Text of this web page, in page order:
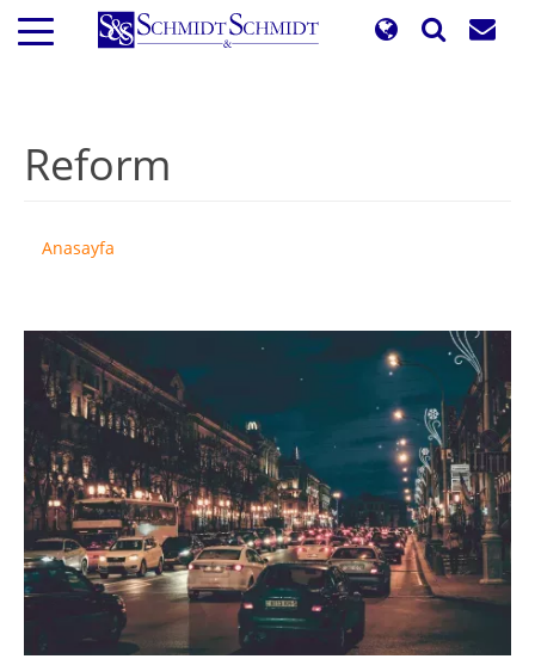
Ana
içeriğe
Reform
Anasayfa